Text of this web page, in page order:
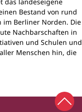
Bestand von rund
im Berliner Norden. Die
Nachbarschaften in
und Schulen und
Menschen hin, die